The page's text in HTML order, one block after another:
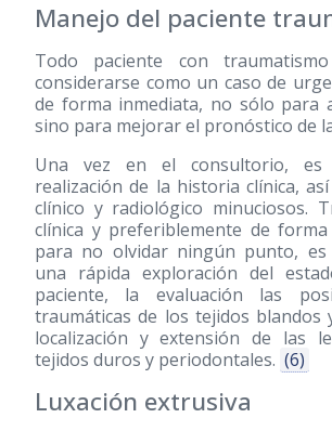
Manejo del paciente
Todo paciente con
considerarse como un caso de
de forma inmediata, no sólo para
sino para mejorar el pronóstico de
Una vez en el consultorio, es
realización de la historia clínica,
clínico y radiológico minuciosos.
clínica y preferiblemente de forma
para no olvidar ningún punto, es
una rápida exploración del
paciente, la evaluación las
traumáticas de los tejidos blandos
localización y extensión de las
tejidos duros y periodontales. (6)
Luxación extrusiva